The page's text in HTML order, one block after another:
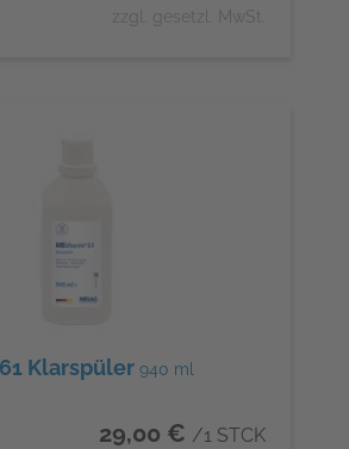
zzgl. gesetzl. MwSt.
Klarspüler 940 ml
29,00 € /1 STCK